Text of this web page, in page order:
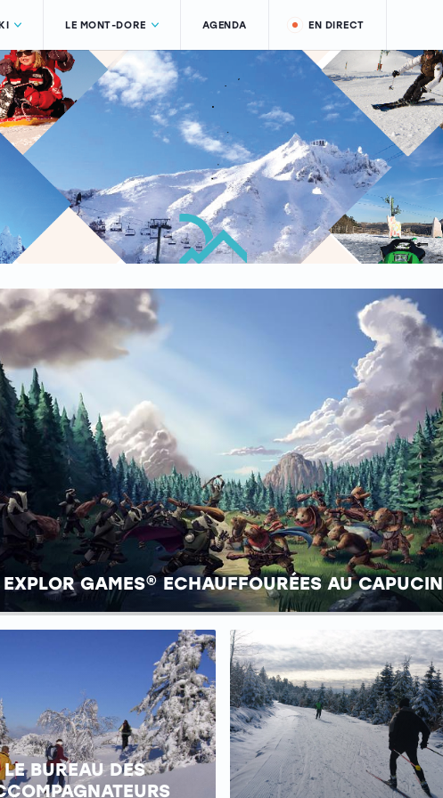
LE MONT-DORE AGENDA EN DIRECT
EXPLOR GAMES® ECHAUFFOURÉES AU CAPUCIN
LE BUREAU DES